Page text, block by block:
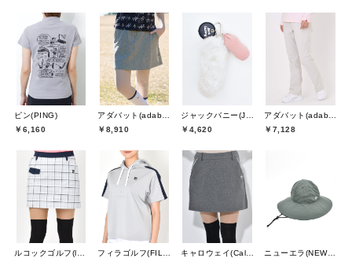
ピン(PING)
￥6,160
￥8,910
￥4,620
￥7,128
ニューエラ(NEW ERA)